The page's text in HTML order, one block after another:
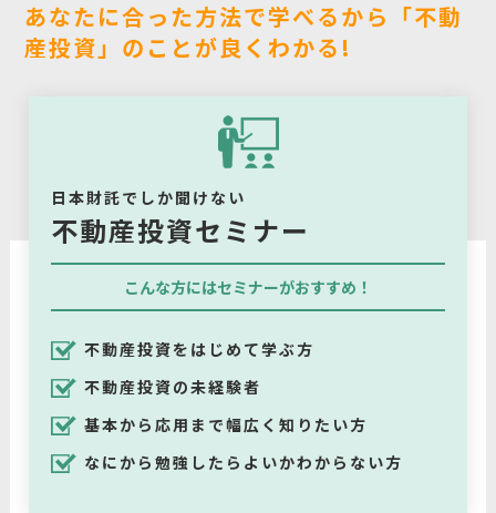
あなたに合った方法で学べるから「不動
産投資」のことが良くわかる!
日本財託でしか聞けない
不動産投資セミナー
こんな方にはセミナーがおすすめ！
不動産投資をはじめて学ぶ方
不動産投資の未経験者
基本から応用まで幅広く知りたい方
なにから勉強したらよいかわからない方